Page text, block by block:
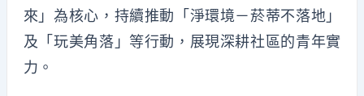
來」為核心，持續推動「淨環境－菸蒂不落地」
及「玩美角落」等行動，展現深耕社區的青年實
力。